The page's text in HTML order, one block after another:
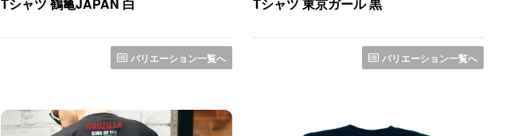
バリエーション一覧へ バリエーション一覧へ